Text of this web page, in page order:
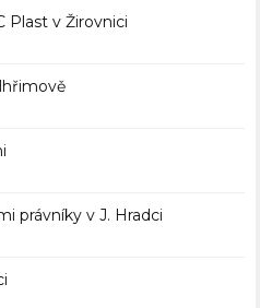
Plast v Žirovnici
právníky v J. Hradci